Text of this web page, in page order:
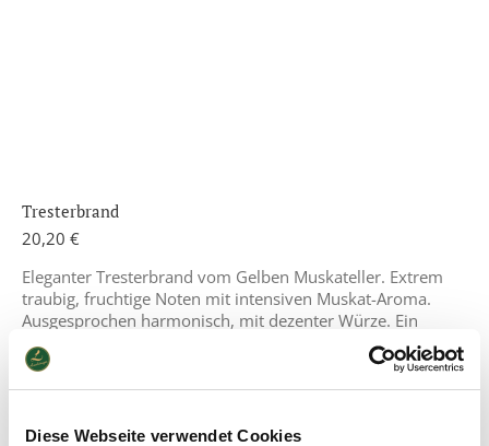
Diese Webseite verwendet Cookies
Tresterbrand
20,20 €
Eleganter Tresterbrand vom Gelben Muskateller. Extrem
traubig, fruchtige Noten mit intensiven Muskat-Aroma.
Ausgesprochen harmonisch, mit dezenter Würze. Ein
Brand für hohe Ansprüche.
Optimale Trinktemperatur: 12–18 °C
In den Warenkorb